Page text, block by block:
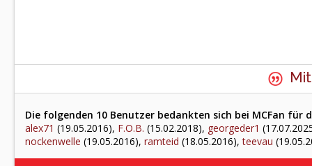
Die folgenden 10 Benutzer bedankten sich bei MCFan für
alex71 (19.05.2016), F.O.B. (15.02.2018), georgeder1
nockenwelle (19.05.2016), ramteid (18.05.2016),teevau